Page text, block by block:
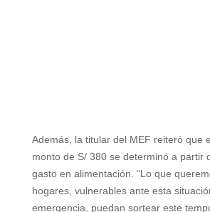
Además, la titular del MEF reiteró que
monto de S/ 380 se determinó a partir
gasto en alimentación. “Lo que
hogares, vulnerables ante esta
emergencia, puedan sortear este